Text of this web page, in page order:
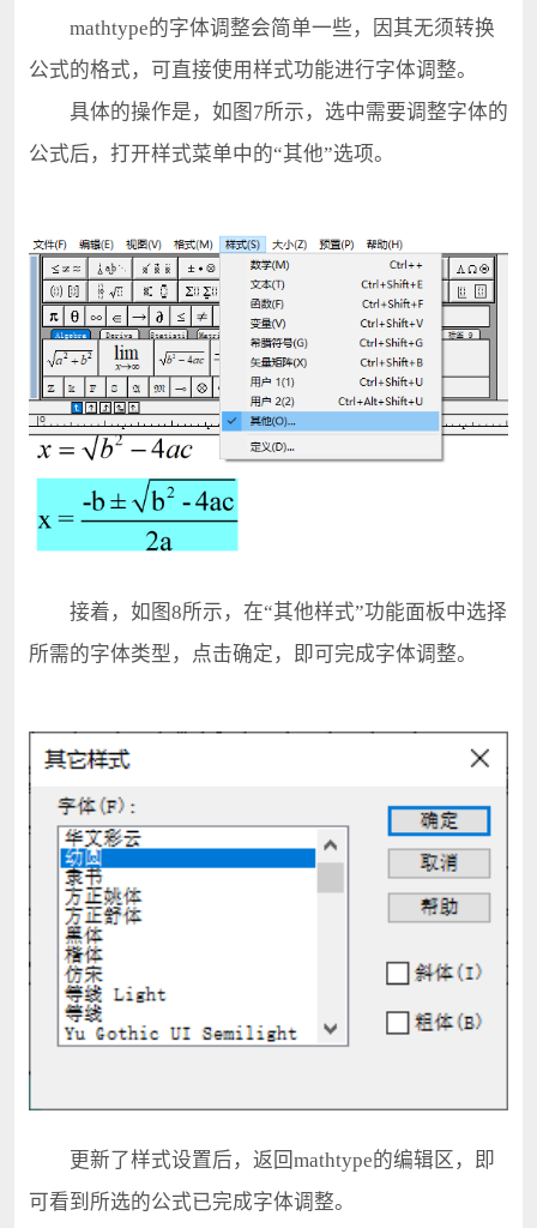
mathtype的字体调整会简单一些，因其无须转换
公式的格式，可直接使用样式功能进行字体调整。
具体的操作是，如图7所示，选中需要调整字体的
公式后，打开样式菜单中的“其他”选项。
接着，如图8所示，在“其他样式”功能面板中选择
所需的字体类型，点击确定，即可完成字体调整。
更新了样式设置后，返回mathtype的编辑区，即
可看到所选的公式已完成字体调整。